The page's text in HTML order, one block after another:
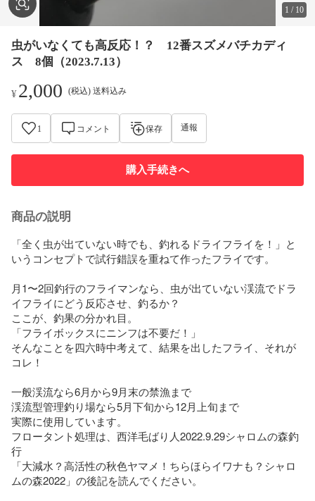
1 / 10
虫がいなくても高反応！？ 12番スズメバチカディ
ス 8個（2023.7.13）
¥2,000 (税込) 送料込み
1 コメント 保存 通報
購入手続きへ
商品の説明
「全く虫が出ていない時でも、釣れるドライフライを！」と
いうコンセプトで試行錯誤を重ねて作ったフライです。
月1〜2回釣行のフライマンなら、虫が出ていない渓流でドラ
イフライにどう反応させ、釣るか？
ここが、釣果の分かれ目。
「フライボックスにニンフは不要だ！」
そんなことを四六時中考えて、結果を出したフライ、それが
コレ！
一般渓流なら6月から9月末の禁漁まで
渓流型管理釣り場なら5月下旬から12月上旬まで
実際に使用しています。
フロータント処理は、西洋毛ばり人2022.9.29シャロムの森釣
行
「大減水？高活性の秋色ヤマメ！ちらほらイワナも？シャロ
ムの森2022」の後記を読んでください。